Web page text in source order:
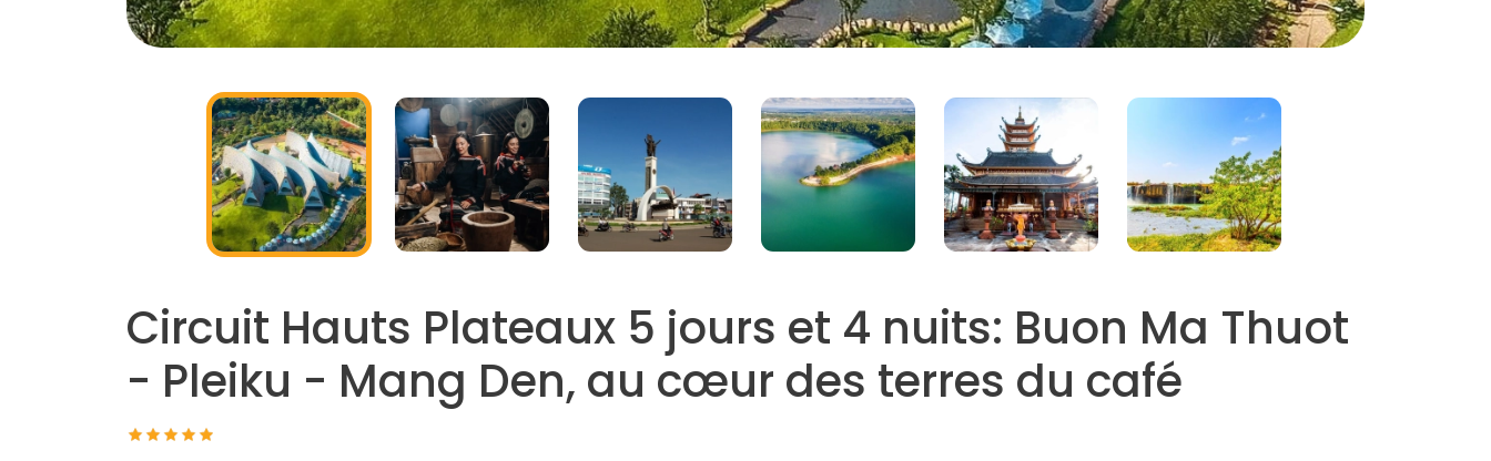
Circuit Hauts Plateaux 5 jours et 4 nuits: Buon Ma Thuot
- Pleiku - Mang Den, au cœur des terres du café